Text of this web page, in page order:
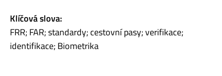
Klíčová slova:
FRR; FAR; standardy; cestovní pasy; verifikace;
identifikace; Biometrika